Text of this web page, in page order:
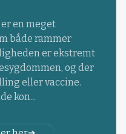
en meget
både rammer
er ekstremt
og der
eller vaccine.
kon...